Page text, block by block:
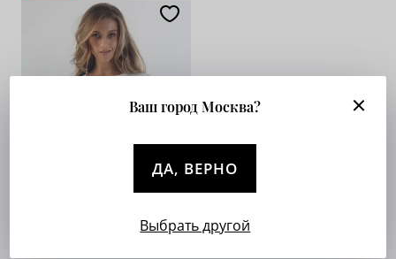
Ваш город Москва?
ДА, ВЕРНО
Выбрать другой